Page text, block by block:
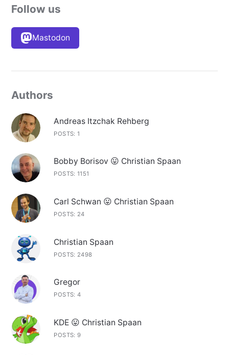
Follow us
Mastodon
Authors
Andreas Itzchak Rehberg
POSTS: 1
Bobby Borisov 😛 Christian Spaan
POSTS: 1151
Carl Schwan 😛 Christian Spaan
POSTS: 24
Christian Spaan
POSTS: 2498
Gregor
POSTS: 4
KDE 😛 Christian Spaan
POSTS: 9